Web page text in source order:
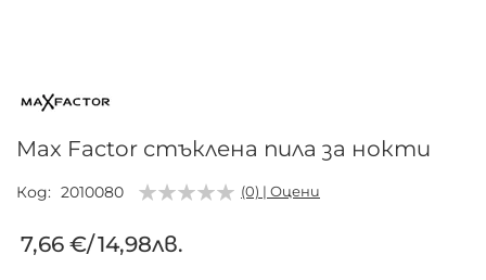
на
със
Max Factor стъклена пила за нокти
Код 2010080 (0) | Оцени
7,66 €/14,98лв.